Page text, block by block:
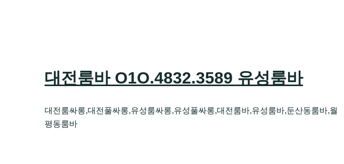
대전룸바 O1O.4832.3589 유성룸바
대전룸싸롱,대전풀싸롱,유성룸싸롱,유성풀싸롱,대전룸바,유성룸바,둔산동룸바,월
평동룸바